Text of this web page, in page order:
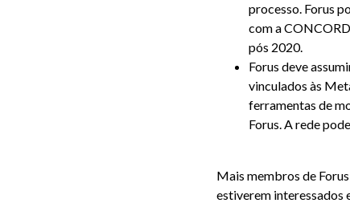
processo. Forus
com a
pós 2020.
Forus deve
vinculados às
ferramentas de
Forus. A rede
Mais membros de
estiverem interessados